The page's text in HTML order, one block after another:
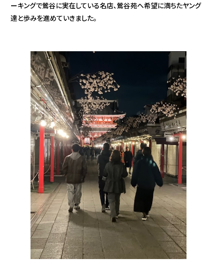
ーキングで鶯谷に実在している名店、鶯谷苑へ希望に満ちたヤング
達と歩みを進めていきました。